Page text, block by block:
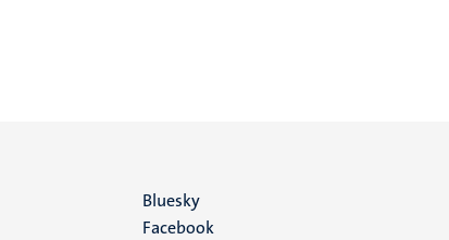
Social
Bluesky
Facebook